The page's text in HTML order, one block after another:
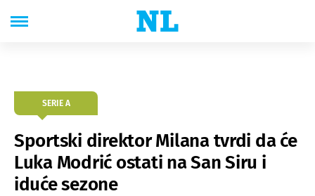
SERIE A
Sportski direktor Milana tvrdi da će
Luka Modrić ostati na San Siru i
iduće sezone